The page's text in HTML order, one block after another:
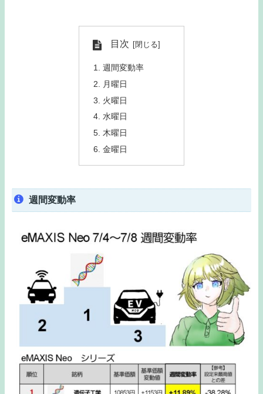
目次
週間変動率
月曜日
火曜日
水曜日
木曜日
金曜日
週間変動率